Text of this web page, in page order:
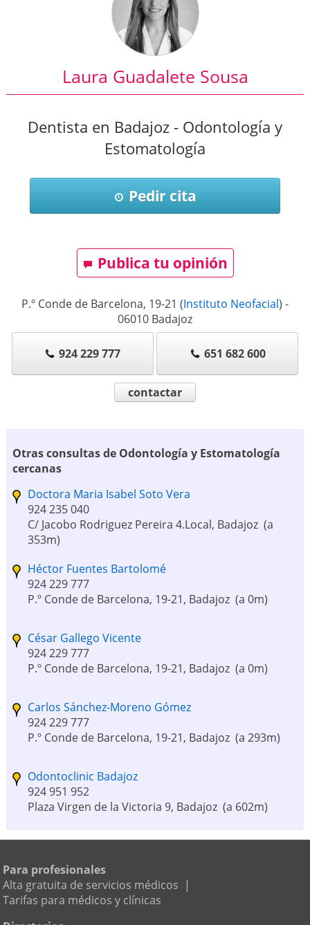
Laura Guadalete Sousa
Dentista en Badajoz - Odontología y
Estomatología
Pedir cita
Publica tu opinión
P.º Conde de Barcelona, 19-21 (Instituto Neofacial) -
06010 Badajoz
924 229 777 651 682 600
contactar
Otras consultas de Odontología y Estomatología
cercanas
Doctora Maria Isabel Soto Vera
924 235 040
C/ Jacobo Rodriguez Pereira 4.Local, Badajoz(a
353m)
Héctor Fuentes Bartolomé
924 229 777
P.º Conde de Barcelona, 19-21, Badajoz(a 0m)
César Gallego Vicente
924 229 777
P.º Conde de Barcelona, 19-21, Badajoz(a 0m)
Carlos Sánchez-Moreno Gómez
924 229 777
P.º Conde de Barcelona, 19-21, Badajoz(a 293m)
Odontoclinic Badajoz
924 951 952
Plaza Virgen de la Victoria 9, Badajoz(a 602m)
Clemente Blanco Alonso
Avd. Fernando Calzadilla 29, Badajoz
Para profesionales
Alta gratuita de servicios médicos |
Tarifas para médicos y clínicas